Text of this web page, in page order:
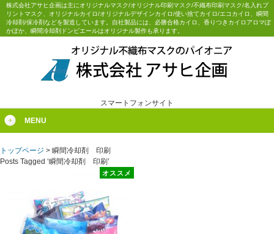
株式会社アサヒ企画は主にオリジナルマスク/オリジナル印刷マスク/不織布印刷マスク/名入れプ
リントマスク、オリジナルカイロ/オリジナルデザインカイロ/使い捨てカイロ/エコカイロ、瞬間
冷却剤/保冷剤などを製造しています。自社製品には、必勝合格カイロ、香りつきカイロアロマぽ
かぽか、瞬間冷却剤ドンピエールはオリジナル製作も承ります。
スマートフォンサイト
MENU
トップページ > 瞬間冷却剤 印刷
Posts Tagged ‘瞬間冷却剤 印刷’
オススメ